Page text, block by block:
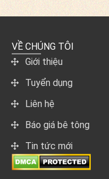
VỀ CHÚNG TÔI
Giới thiệu
Tuyển dụng
Liên hệ
Báo giá bê tông
Tin tức mới